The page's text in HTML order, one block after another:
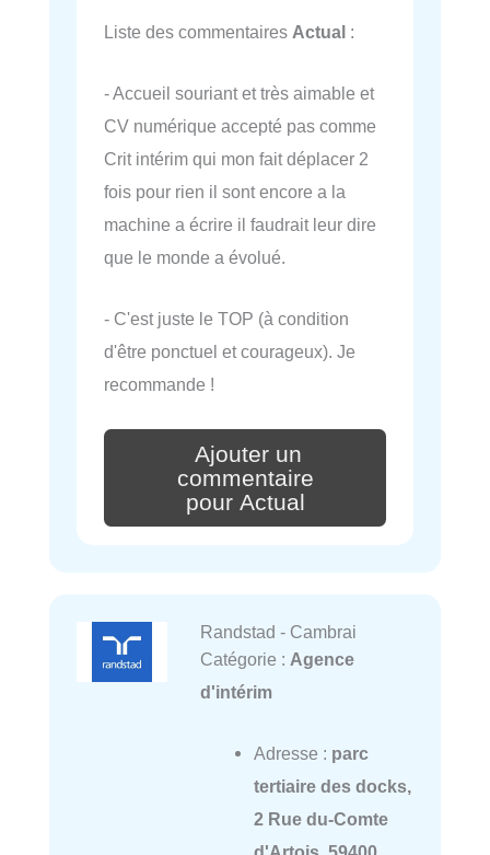
Liste des commentaires Actual :
- Accueil souriant et très aimable et
CV numérique accepté pas comme
Crit intérim qui mon fait déplacer 2
fois pour rien il sont encore a la
machine a écrire il faudrait leur dire
que le monde a évolué.
- C'est juste le TOP (à condition
d'être ponctuel et courageux). Je
recommande !
Ajouter un
commentaire
pour Actual
Randstad - Cambrai
Catégorie : Agence
d'intérim
Adresse : parc
tertiaire des docks,
2 Rue du-Comte